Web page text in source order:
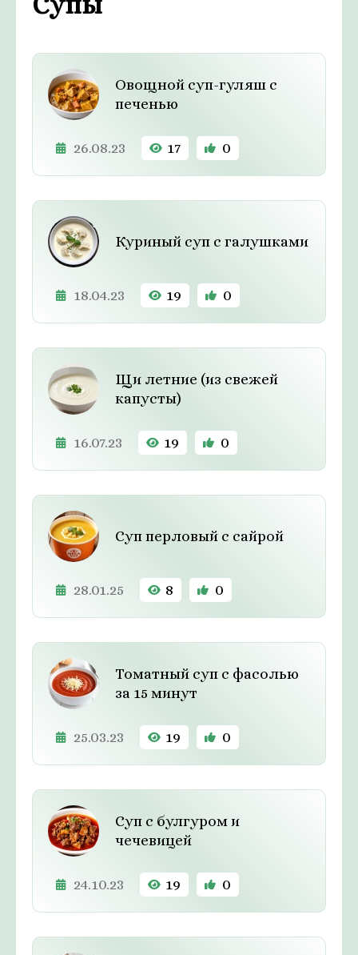
Овощной суп-гуляш с
печенью
26.08.23 17 0
Куриный суп с галушками
18.04.23 19 0
Щи летние (из свежей
капусты)
16.07.23 19 0
Суп перловый с сайрой
28.01.25 8 0
Томатный суп с фасолью
за 15 минут
25.03.23 19 0
Суп с булгуром и
чечевицей
24.10.23 19 0